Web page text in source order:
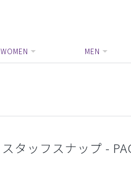
WOMEN MEN
スタッフスナップ -